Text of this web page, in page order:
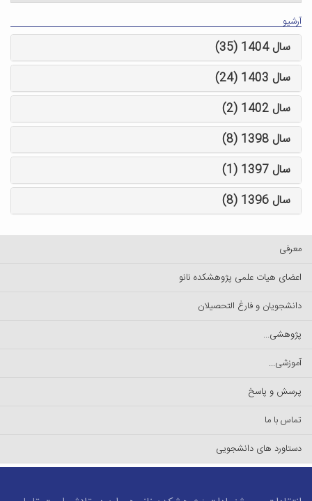
آرشیو
سال 1404 (35)
سال 1403 (24)
سال 1402 (2)
سال 1398 (8)
سال 1397 (1)
سال 1396 (8)
معرفی
اعضای هیات علمی پژوهشکده نانو
دانشجویان و فارغ التحصیلان
پژوهشی...
آموزشی...
پرسش و پاسخ
تماس با ما
دستاورد های دانشجویی